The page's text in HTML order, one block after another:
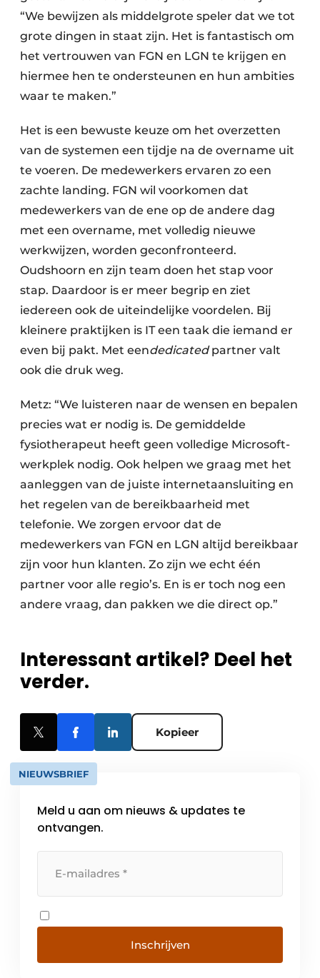
“We bewijzen als middelgrote speler dat we tot
grote dingen in staat zijn. Het is fantastisch om
het vertrouwen van FGN en LGN te krijgen en
hiermee hen te ondersteunen en hun ambities
waar te maken.”
Het is een bewuste keuze om het overzetten
van de systemen een tijdje na de overname uit
te voeren. De medewerkers ervaren zo een
zachte landing. FGN wil voorkomen dat
medewerkers van de ene op de andere dag
met een overname, met volledig nieuwe
werkwijzen, worden geconfronteerd.
Oudshoorn en zijn team doen het stap voor
stap. Daardoor is er meer begrip en ziet
iedereen ook de uiteindelijke voordelen. Bij
kleinere praktijken is IT een taak die iemand er
even bij pakt. Met eendedicatedpartner valt
ook die druk weg.
Metz: “We luisteren naar de wensen en bepalen
precies wat er nodig is. De gemiddelde
fysiotherapeut heeft geen volledige Microsoft-
werkplek nodig. Ook helpen we graag met het
aanleggen van de juiste internetaansluiting en
het regelen van de bereikbaarheid met
telefonie. We zorgen ervoor dat de
medewerkers van FGN en LGN altijd bereikbaar
zijn voor hun klanten. Zo zijn we echt één
partner voor alle regio’s. En is er toch nog een
andere vraag, dan pakken we die direct op.”
Interessant artikel? Deel het
verder.
Kopieer
NIEUWSBRIEF
Meld u aan om nieuws & updates te
ontvangen.
Inschrijven